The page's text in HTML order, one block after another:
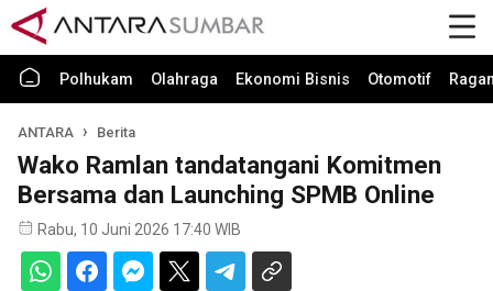
Polhukam Olahraga Ekonomi Bisnis Otomotif
ANTARA Berita
Wako Ramlan tandatangani Komitmen
Bersama dan Launching SPMB Online
Rabu, 10 Juni 2026 17:40 WIB